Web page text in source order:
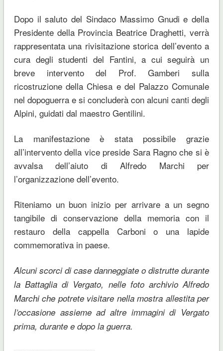
Dopo il saluto del Sindaco Massimo Gnudi e della
Presidente della Provincia Beatrice Draghetti, verrà
rappresentata una rivisitazione storica dell’evento a
cura degli studenti del Fantini, a cui seguirà un
breve intervento del Prof. Gamberi sulla
ricostruzione della Chiesa e del Palazzo Comunale
nel dopoguerra e si concluderà con alcuni canti degli
Alpini, guidati dal maestro Gentilini.
La manifestazione è stata possibile grazie
all’intervento della vice preside Sara Ragno che si è
avvalsa dell’aiuto di Alfredo Marchi per
l’organizzazione dell’evento.
Riteniamo un buon inizio per arrivare a un segno
tangibile di conservazione della memoria con il
restauro della cappella Carboni o una lapide
commemorativa in paese.
Alcuni scorci di case danneggiate o distrutte durante
la Battaglia di Vergato, nelle foto archivio Alfredo
Marchi che potrete visitare nella mostra allestita per
l’occasione assieme ad altre immagini di Vergato
prima, durante e dopo la guerra.